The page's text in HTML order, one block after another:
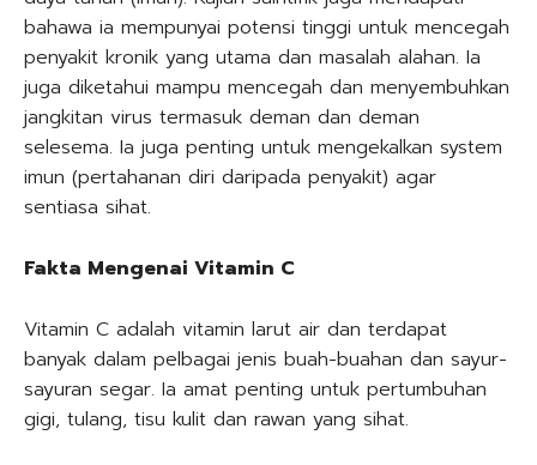
bahawa ia mempunyai potensi tinggi untuk mencegah
penyakit kronik yang utama dan masalah alahan. Ia
juga diketahui mampu mencegah dan menyembuhkan
jangkitan virus termasuk deman dan deman
selesema. Ia juga penting untuk mengekalkan system
imun (pertahanan diri daripada penyakit) agar
sentiasa sihat.
Fakta Mengenai Vitamin C
Vitamin C adalah vitamin larut air dan terdapat
banyak dalam pelbagai jenis buah-buahan dan sayur-
sayuran segar. Ia amat penting untuk pertumbuhan
gigi, tulang, tisu kulit dan rawan yang sihat.